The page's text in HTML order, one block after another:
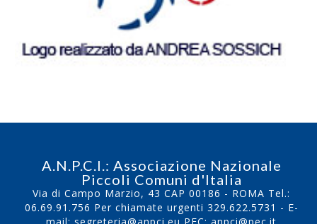
A.N.P.C.I.: Associazione Nazionale
Piccoli Comuni d'Italia
Via di Campo Marzio, 43 CAP 00186 - ROMA Tel.:
06.69.91.756 Per chiamate urgenti 329.622.5731 - E-